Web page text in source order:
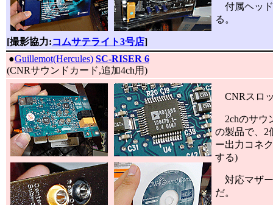
付属ヘッド
る。
[撮影協力:コムサテライト3号店]
●Guillemot(Hercules) SC-RISER 6
(CNRサウンドカード,追加4ch用)
CNRスロ
2chのサウ
の製品で、2
ー出力コネ
する)
対応マザー
だ。